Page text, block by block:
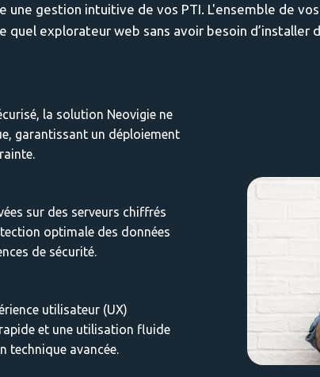
gestion intuitive de vos PTI. L'ensemble de
explorateur web sans avoir besoin d’installer
la solution Neovigie ne
garantissant un déploiement
sur des serveurs chiffrés
optimale des données
de sécurité.
utilisateur (UX)
et une utilisation fluide
technique avancée.